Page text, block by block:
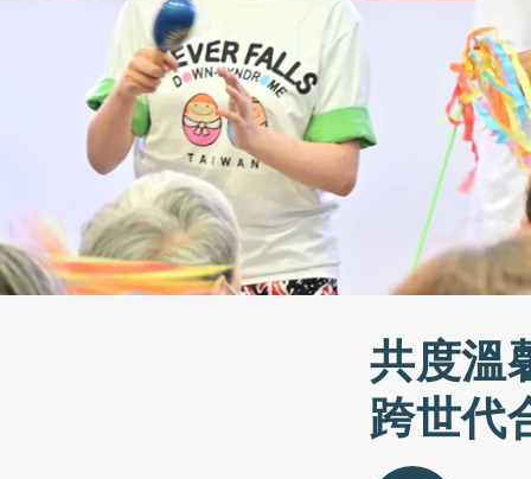
共度溫
跨世代